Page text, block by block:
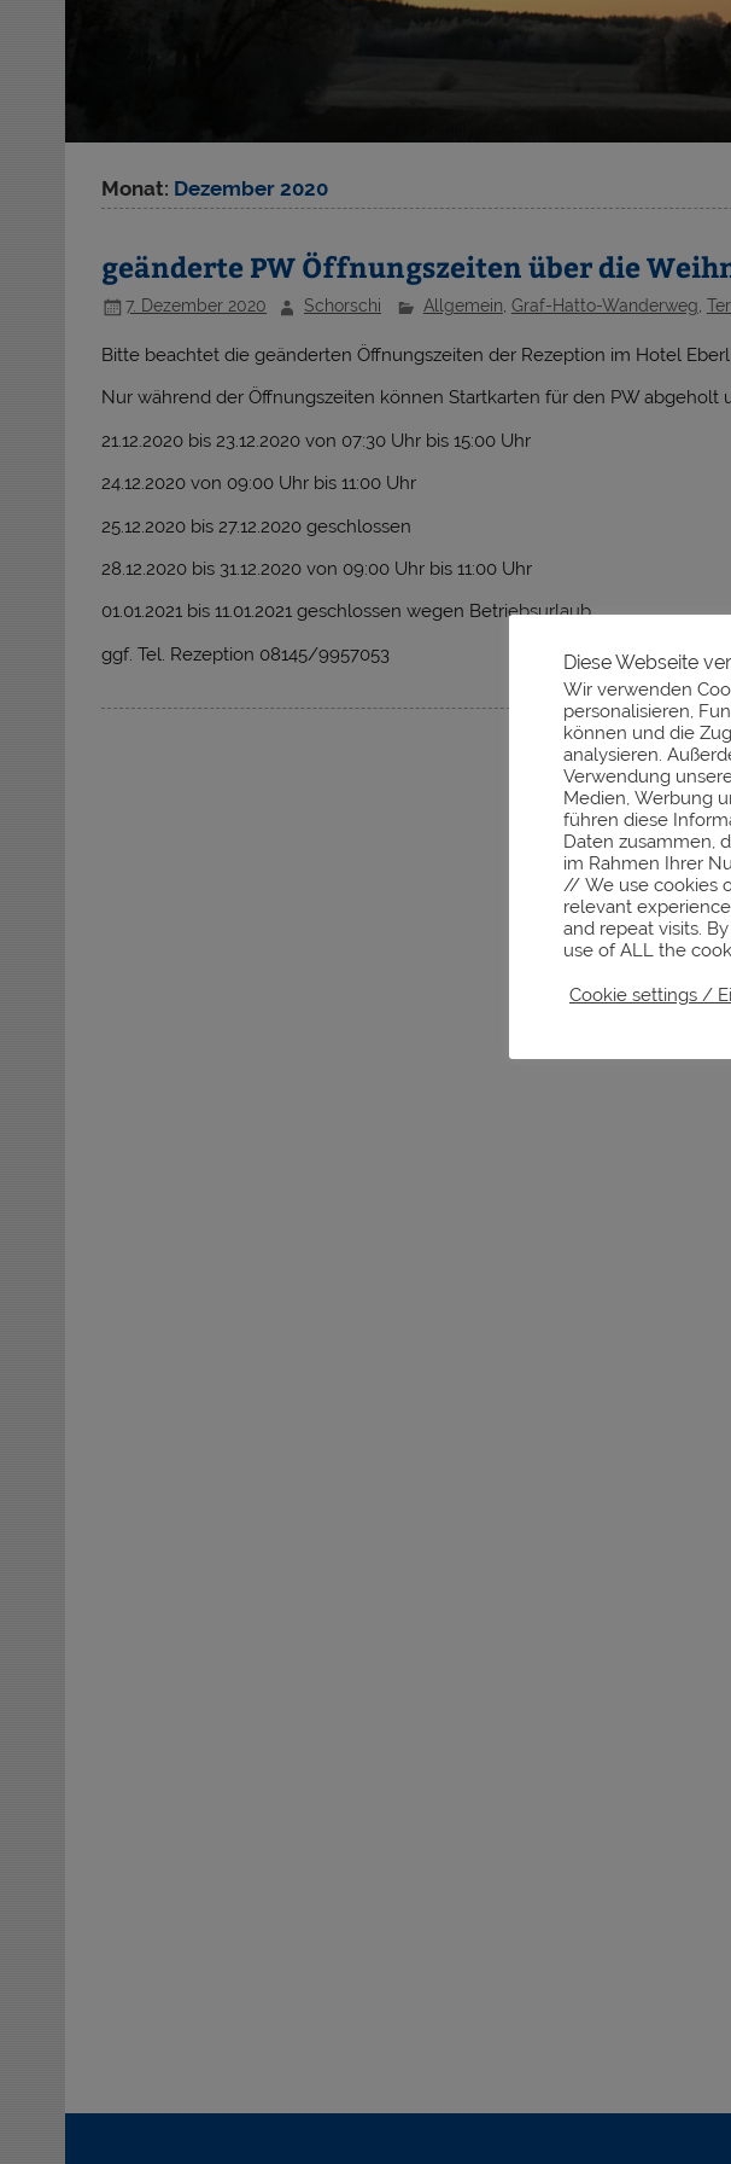
Monat: Dezember 2020
geänderte PW Öffnungszeiten über die
7. Dezember 2020 Schorschi Allgemein Graf-Hatto-Wanderweg
Bitte beachtet die geänderten Öffnungszeiten der Rezeption im Hotel
Nur während der Öffnungszeiten können Startkarten für den PW abgeholt
21.12.2020 bis 23.12.2020 von 07:30 Uhr bis 15:00 Uhr
24.12.2020 von 09:00 Uhr bis 11:00 Uhr
25.12.2020 bis 27.12.2020 geschlossen
28.12.2020 bis 31.12.2020 von 09:00 Uhr bis 11:00 Uhr
01.01.2021 bis 11.01.2021 geschlossen wegen Betriebsurlaub
ggf. Tel. Rezeption 08145/9957053
Diese Webseite
Wir verwenden
personalisieren,
können und die
analysieren.
Verwendung
Medien, Werbung
führen diese
Daten zusammen,
im Rahmen Ihrer
// We use cookies
relevant
and repeat visits.
use of ALL the
Cookie settings /